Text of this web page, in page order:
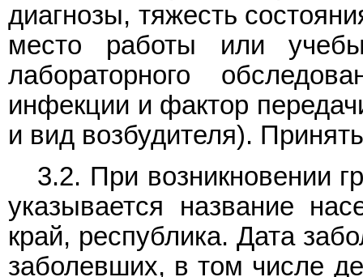
диагнозы, тяжесть
место работы или учебы.
лабораторного
инфекции и фактор
и вид возбудителя).
3.2. При возникновении
указывается название
край, республика. Дата
заболевших, в том числе